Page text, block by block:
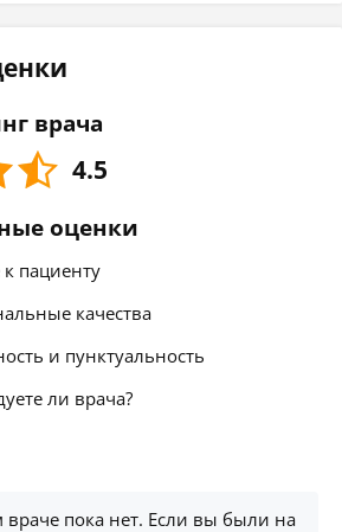
врача
4.5
оценки
пациенту
качества
и пунктуальность
ли врача?
враче пока нет. Если вы были на